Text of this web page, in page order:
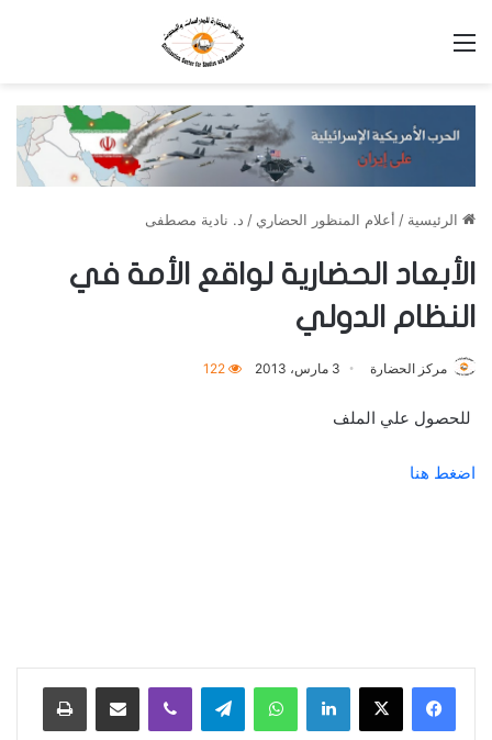
الرئيسية / أعلام المنظور الحضاري / د. نادية مصطفى
الأبعاد الحضارية لواقع الأمة في
النظام الدولي
مركز الحضارة 3 مارس، 2013 122
للحصول علي الملف
اضغط هنا
لينكدإن واتساب